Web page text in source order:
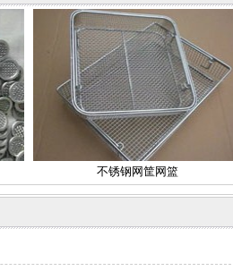
不锈钢网筐网篮